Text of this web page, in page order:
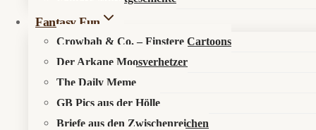
Fantasy Fun
Crowbah & Co. – Finstere Cartoons
Der Arkane Moosverhetzer
The Daily Meme
GB Pics aus der Hölle
Briefe aus den Zwischenreichen
🔍Suche im Fantasykosmos